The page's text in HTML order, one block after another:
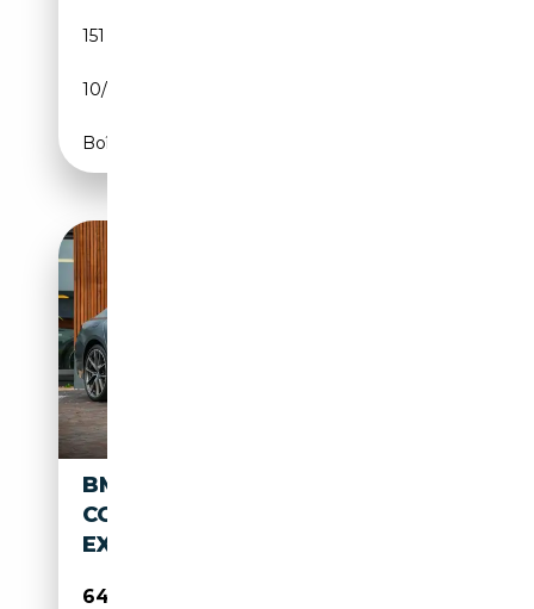
151 142 km
10/2019
Boîte automatique
BMW M850 8-SERIE GRAN
COUPÉ M850I XDRIVE HIGH
EXECUTIVE PAN
64 900€